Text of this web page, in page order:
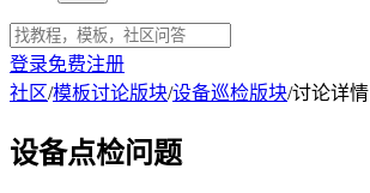
登录免费注册
社区/模板讨论版块/设备巡检版块/讨论详情
设备点检问题